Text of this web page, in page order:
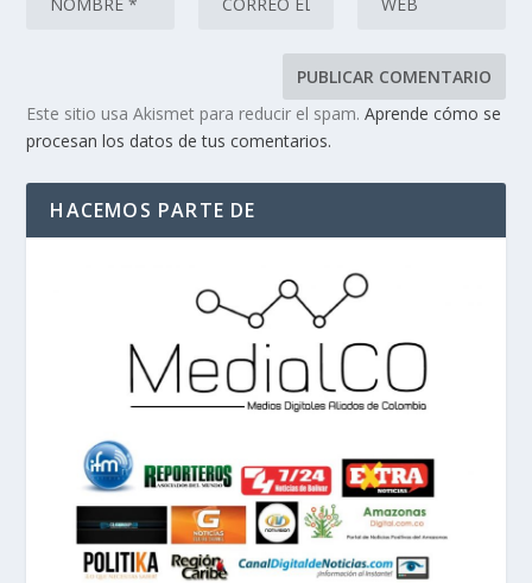
Este sitio usa Akismet para reducir el spam.Aprende cómo se
procesan los datos de tus comentarios.
HACEMOS PARTE DE